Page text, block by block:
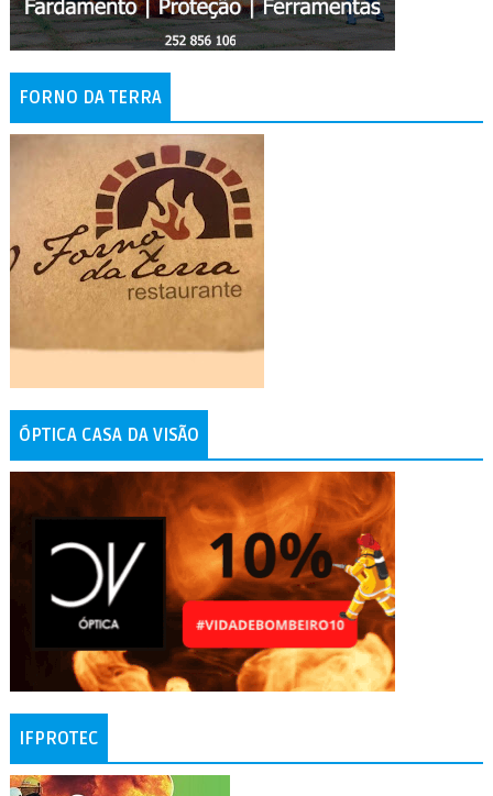
FORNO DA TERRA
ÓPTICA CASA DA VISÃO
IFPROTEC